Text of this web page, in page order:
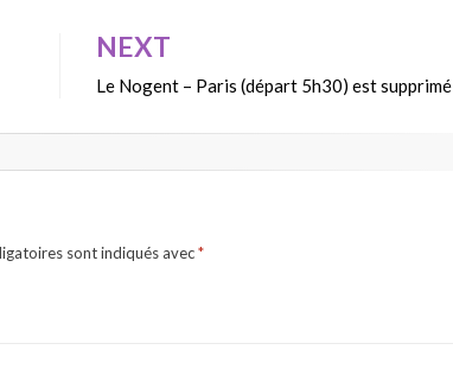
NEXT
Le Nogent – Paris (départ 5h30) est supprimé
sont indiqués avec*